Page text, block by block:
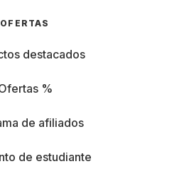
OFERTAS
destacados
%
de afiliados
de estudiante